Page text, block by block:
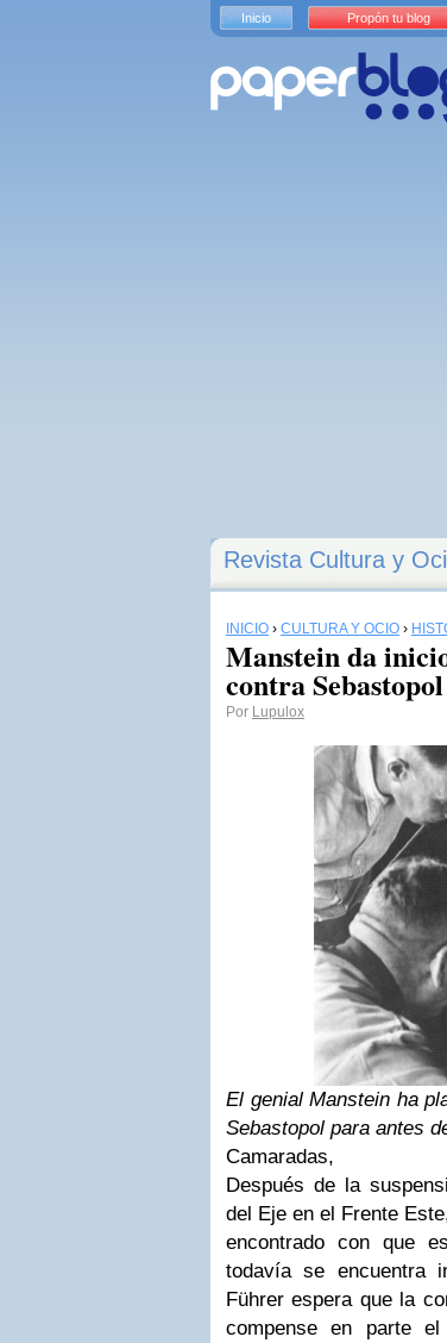
Revista Cultura y
INICIO › CULTURA Y OCIO ›
Manstein da
contra
Por Lupulox
El genial Manstein ha
Sebastopol para antes
Camaradas,
Después de la
del Eje en el Frente
encontrado con que
todavía se encuentra
Führer espera que la
compense en parte
Inicio Propón tu blog